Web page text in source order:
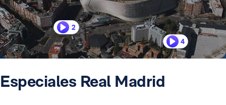
2
4
Especiales Real Madrid